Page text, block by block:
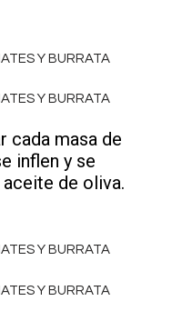
cada masa de
inflen y se
de oliva.